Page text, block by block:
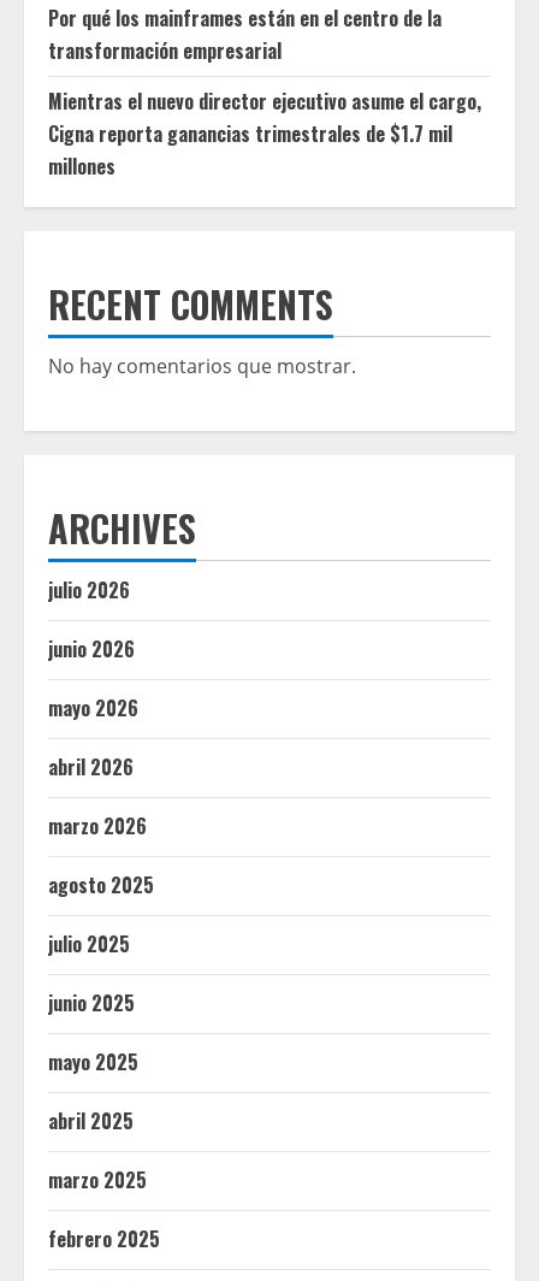
Por qué los mainframes están en el centro de la
transformación empresarial
Mientras el nuevo director ejecutivo asume el cargo,
Cigna reporta ganancias trimestrales de $1.7 mil
millones
RECENT COMMENTS
No hay comentarios que mostrar.
ARCHIVES
julio 2026
junio 2026
mayo 2026
abril 2026
marzo 2026
agosto 2025
julio 2025
junio 2025
mayo 2025
abril 2025
marzo 2025
febrero 2025